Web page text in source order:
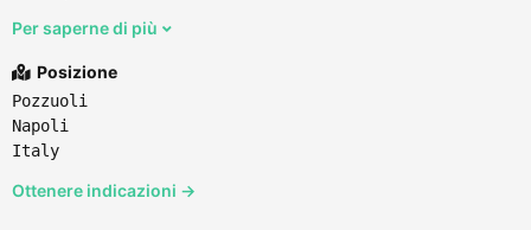
Per saperne di più
Posizione
Pozzuoli
Napoli
Italy
Ottenere indicazioni →